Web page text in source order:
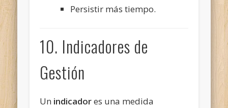
Persistir más tiempo.
10. Indicadores de
Gestión
Un indicadores una medida